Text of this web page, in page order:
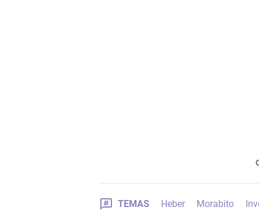
TEMAS Heber Morabito